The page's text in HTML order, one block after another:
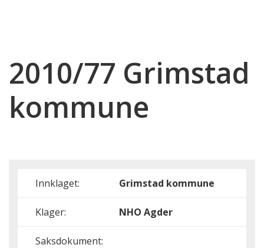
2010/77 Grimstad
kommune
Innklaget: Grimstad kommune
Klager: NHO Agder
Saksdokument: